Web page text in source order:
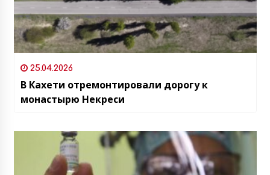
25.04.2026
В Кахети отремонтировали дорогу к
монастырю Некреси